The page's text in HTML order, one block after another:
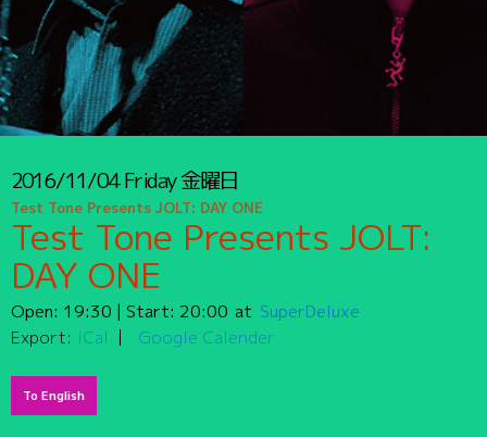
2016/11/04Friday金曜日
Test Tone Presents JOLT: DAY ONE
Test Tone Presents JOLT:
DAY ONE
Open: 19:30 | Start: 20:00
SuperDeluxe
Export: iCal Google Calender
To English